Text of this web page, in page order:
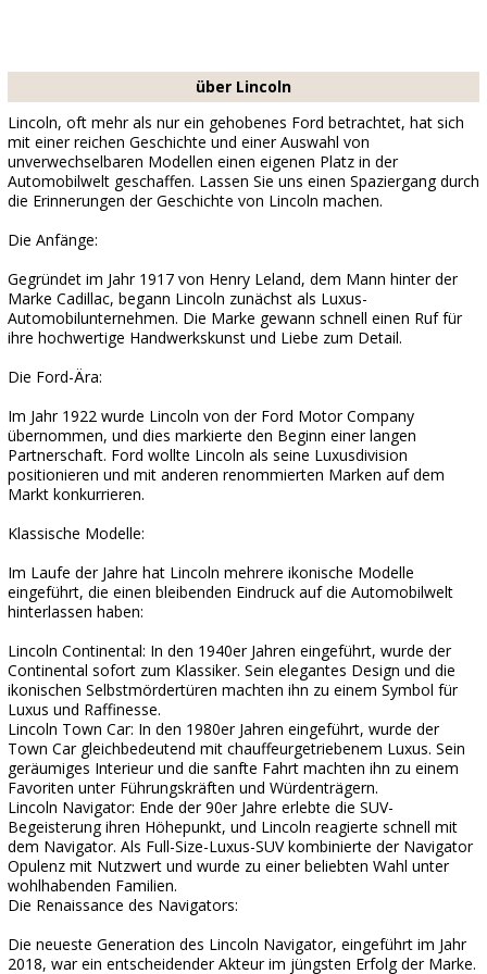
über Lincoln
Lincoln, oft mehr als nur ein gehobenes Ford betrachtet, hat sich
mit einer reichen Geschichte und einer Auswahl von
unverwechselbaren Modellen einen eigenen Platz in der
Automobilwelt geschaffen. Lassen Sie uns einen Spaziergang durch
die Erinnerungen der Geschichte von Lincoln machen.
Die Anfänge:
Gegründet im Jahr 1917 von Henry Leland, dem Mann hinter der
Marke Cadillac, begann Lincoln zunächst als Luxus-
Automobilunternehmen. Die Marke gewann schnell einen Ruf für
ihre hochwertige Handwerkskunst und Liebe zum Detail.
Die Ford-Ära:
Im Jahr 1922 wurde Lincoln von der Ford Motor Company
übernommen, und dies markierte den Beginn einer langen
Partnerschaft. Ford wollte Lincoln als seine Luxusdivision
positionieren und mit anderen renommierten Marken auf dem
Markt konkurrieren.
Klassische Modelle:
Im Laufe der Jahre hat Lincoln mehrere ikonische Modelle
eingeführt, die einen bleibenden Eindruck auf die Automobilwelt
hinterlassen haben:
Lincoln Continental: In den 1940er Jahren eingeführt, wurde der
Continental sofort zum Klassiker. Sein elegantes Design und die
ikonischen Selbstmördertüren machten ihn zu einem Symbol für
Luxus und Raffinesse.
Lincoln Town Car: In den 1980er Jahren eingeführt, wurde der
Town Car gleichbedeutend mit chauffeurgetriebenem Luxus. Sein
geräumiges Interieur und die sanfte Fahrt machten ihn zu einem
Favoriten unter Führungskräften und Würdenträgern.
Lincoln Navigator: Ende der 90er Jahre erlebte die SUV-
Begeisterung ihren Höhepunkt, und Lincoln reagierte schnell mit
dem Navigator. Als Full-Size-Luxus-SUV kombinierte der Navigator
Opulenz mit Nutzwert und wurde zu einer beliebten Wahl unter
wohlhabenden Familien.
Die Renaissance des Navigators:
Die neueste Generation des Lincoln Navigator, eingeführt im Jahr
2018, war ein entscheidender Akteur im jüngsten Erfolg der Marke.